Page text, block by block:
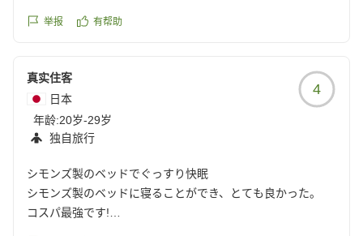
举报 有帮助
真实住客
日本
年龄:20岁-29岁
独自旅行
4
シモンズ製のベッドでぐっすり快眠
シモンズ製のベッドに寝ることができ、とても良かった。
コスパ最強です!